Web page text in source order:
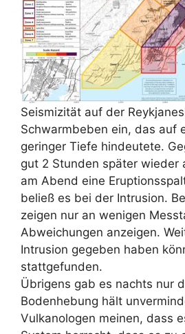
Seismizität auf der
Schwarmbeben ein, das auf
geringer Tiefe hindeutete.
gut 2 Stunden später wieder
am Abend eine
beließ es bei der Intrusion.
zeigen nur an wenigen
Abweichungen anzeigen.
Intrusion gegeben haben
stattgefunden.
Übrigens gab es nachts nur
Bodenhebung hält
Vulkanologen meinen, dass